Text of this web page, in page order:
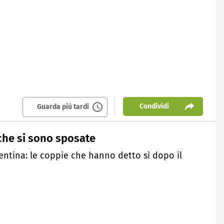
Guarda più tardi Condividi
si sono sposate
le coppie che hanno detto sì dopo il